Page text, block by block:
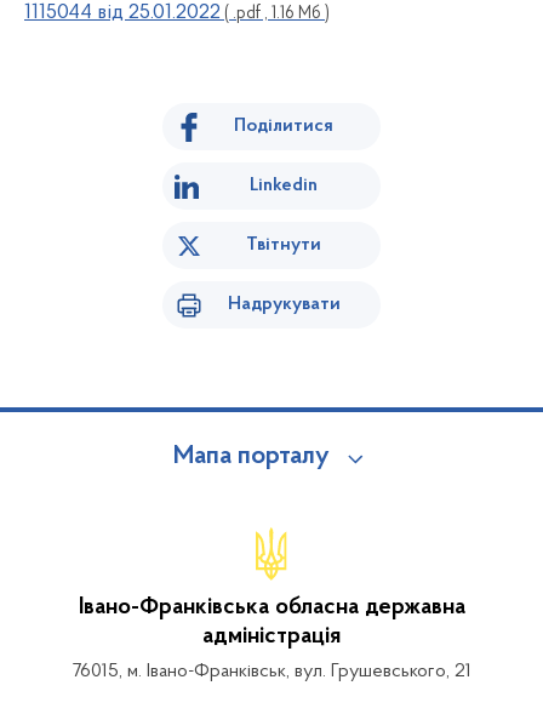
1115044 від 25.01.2022 ( .pdf , 1.16 Мб )
Поділитися
Linkedin
Твітнути
Надрукувати
Мапа порталу
Івано-Франківська обласна державна
адміністрація
76015, м. Івано-Франківськ, вул. Грушевського, 21